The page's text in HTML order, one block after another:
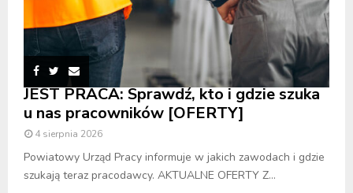
JEST PRACA: Sprawdź, kto i gdzie szuka
u nas pracowników [OFERTY]
4 sierpnia 2026
Powiatowy Urząd Pracy informuje w jakich zawodach i gdzie
szukają teraz pracodawcy. AKTUALNE OFERTY Z...